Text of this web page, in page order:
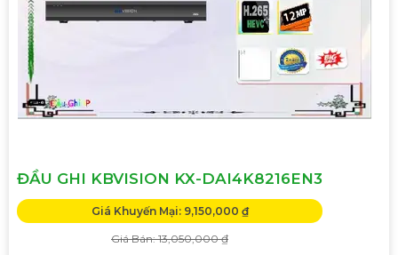
ĐẦU GHI KBVISION KX-DAI4K8216EN3
Giá Khuyến Mại: 9,150,000 ₫
Giá Bán: 13,050,000 ₫